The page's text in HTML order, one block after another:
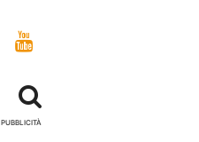
PUBBLICITÀ